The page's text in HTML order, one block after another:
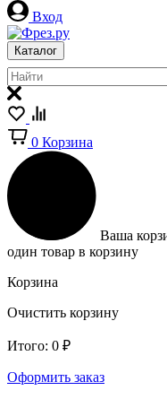
Вход
Каталог
0 Корзина
Ваша
один товар в корзину
Корзина
Очистить корзину
Итого: 0 ₽
Оформить заказ